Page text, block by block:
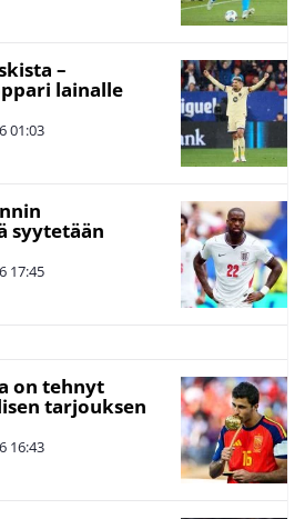
–
lainalle
01:03
syytetään
17:45
on tehnyt
tarjouksen
16:43